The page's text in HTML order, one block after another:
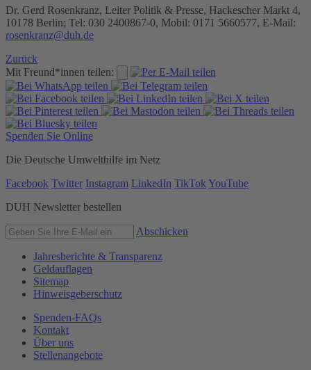
Dr. Gerd Rosenkranz, Leiter Politik & Presse, Hackescher Markt 4,
10178 Berlin; Tel: 030 2400867-0, Mobil: 0171 5660577, E-Mail:
rosenkranz@duh.de
Zurück
Mit Freund*innen teilen:
Spenden Sie Online
Die Deutsche Umwelthilfe im Netz
Facebook Twitter Instagram LinkedIn TikTok YouTube
DUH Newsletter bestellen
Abschicken
Jahresberichte & Transparenz
Geldauflagen
Sitemap
Hinweisgeberschutz
Spenden-FAQs
Kontakt
Über uns
Stellenangebote